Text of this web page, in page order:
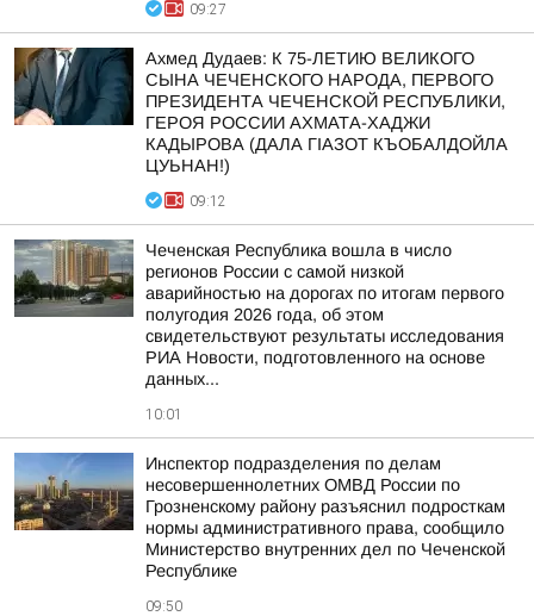
09:27
Ахмед Дудаев: К 75-ЛЕТИЮ ВЕЛИКОГО
СЫНА ЧЕЧЕНСКОГО НАРОДА, ПЕРВОГО
ПРЕЗИДЕНТА ЧЕЧЕНСКОЙ РЕСПУБЛИКИ,
ГЕРОЯ РОССИИ АХМАТА-ХАДЖИ
КАДЫРОВА (ДАЛА ГIАЗОТ КЪОБАЛДОЙЛА
ЦУЬНАН!)
09:12
Чеченская Республика вошла в число
регионов России с самой низкой
аварийностью на дорогах по итогам первого
полугодия 2026 года, об этом
свидетельствуют результаты исследования
РИА Новости, подготовленного на основе
данных...
10:01
Инспектор подразделения по делам
несовершеннолетних ОМВД России по
Грозненскому району разъяснил подросткам
нормы административного права, сообщило
Министерство внутренних дел по Чеченской
Республике
09:50